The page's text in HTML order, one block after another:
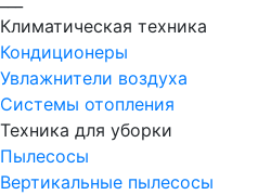
Климатическая техника
Кондиционеры
Увлажнители воздуха
Системы отопления
Техника для уборки
Пылесосы
Вертикальные пылесосы